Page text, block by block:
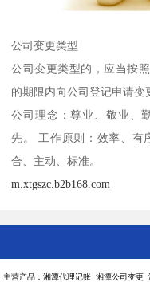
公司变更类型
公司变更类型的，应当按
的期限内向公司登记申请变
公司理念：尊业、敬业、
先。 工作原则：效率、有
合、主动、标准。
m.xtgszc.b2b168.com
主营产品：湘潭代理记账 湘潭公司变